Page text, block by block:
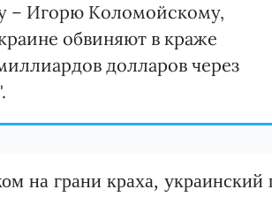
– Игорю Коломойскому,
обвиняют в краже
долларов через
на грани краха, украинский